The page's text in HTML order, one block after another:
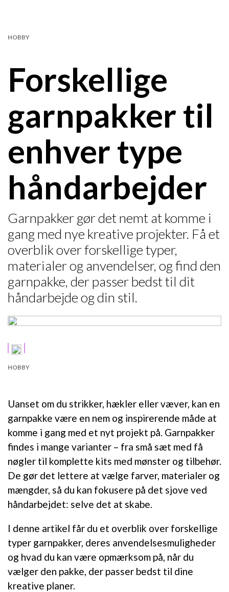
Forskellige
garnpakker til
enhver type
håndarbejder
HOBBY
Garnpakker gør det nemt at komme i
gang med nye kreative projekter. Få et
overblik over forskellige typer,
materialer og anvendelser, og find den
garnpakke, der passer bedst til dit
håndarbejde og din stil.
HOBBY
Uanset om du strikker, hækler eller væver, kan en
garnpakke være en nem og inspirerende måde at
komme i gang med et nyt projekt på. Garnpakker
findes i mange varianter – fra små sæt med få
nøgler til komplette kits med mønster og tilbehør.
De gør det lettere at vælge farver, materialer og
mængder, så du kan fokusere på det sjove ved
håndarbejdet: selve det at skabe.
I denne artikel får du et overblik over forskellige
typer garnpakker, deres anvendelsesmuligheder
og hvad du kan være opmærksom på, når du
vælger den pakke, der passer bedst til dine
kreative planer.